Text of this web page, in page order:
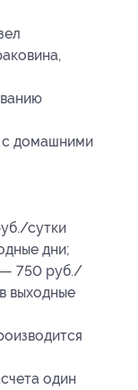
домашними
сутки
дни;
— 750 руб./
выходные
один